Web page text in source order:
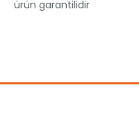
ürün garantilidir